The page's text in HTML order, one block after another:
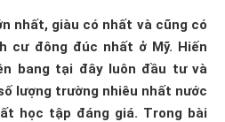
nhất, giàu có nhất và cũng có
cư đông đúc nhất ở Mỹ. Hiến
bang tại đây luôn đầu tư và
lượng trường nhiêu nhất nước
học tập đáng giá. Trong bài